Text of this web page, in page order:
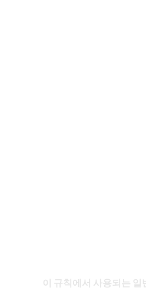
이 규칙에서 사용되는